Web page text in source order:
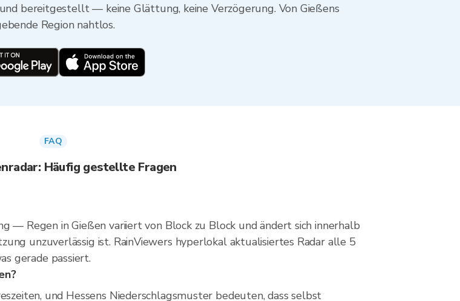
bereitgestellt — keine Glättung, keine Verzögerung. Von Gießens
Region nahtlos.
FAQ
Häufig gestellte Fragen
— Regen in Gießen variiert von Block zu Block und ändert sich innerhalb
unzuverlässig ist. RainViewers hyperlokal aktualisiertes Radar alle 5
gerade passiert.
und Hessens Niederschlagsmuster bedeuten, dass selbst